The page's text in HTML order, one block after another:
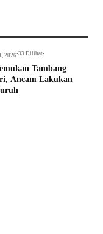
2026•33 Dilihat•
Tambang
Ancam Lakukan